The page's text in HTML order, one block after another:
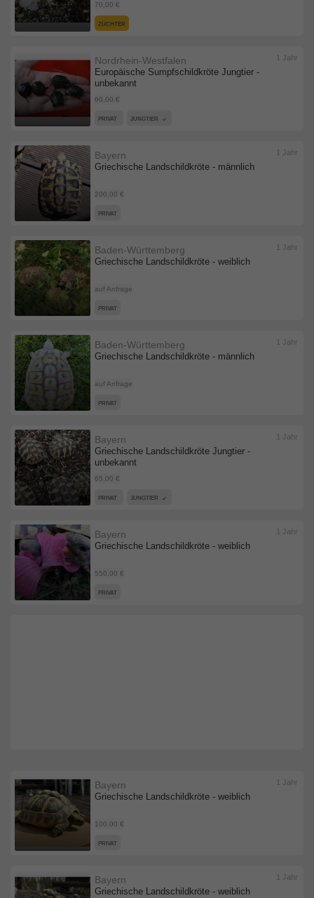
70,00 €
ZÜCHTER
Europäische Sumpfschildkröte Jungtier -
unbekannt
Nordrhein-Westfalen
60,00 €
1 Jahr
PRIVAT JUNGTIER
Griechische Landschildkröte - männlich
Bayern
200,00 €
1 Jahr
PRIVAT
Griechische Landschildkröte - weiblich
Baden-Württemberg
auf Anfrage
1 Jahr
PRIVAT
Griechische Landschildkröte - männlich
Baden-Württemberg
auf Anfrage
1 Jahr
PRIVAT
Griechische Landschildkröte Jungtier -
unbekannt
Bayern
65,00 €
1 Jahr
PRIVAT JUNGTIER
Griechische Landschildkröte - weiblich
Bayern
550,00 €
1 Jahr
PRIVAT
Griechische Landschildkröte - weiblich
Bayern
100,00 €
1 Jahr
PRIVAT
Griechische Landschildkröte - weiblich
Bayern 1 Jahr